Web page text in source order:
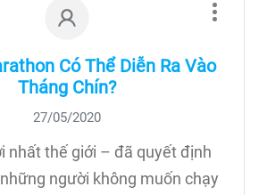
Có Thể Diễn Ra Vào
Tháng Chín?
27/05/2020
nhất thế giới – đã quyết định
người không muốn chạy